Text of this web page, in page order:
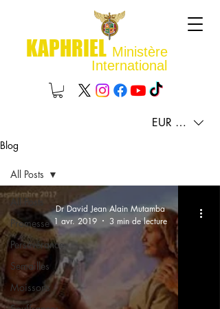
KAPHRIEL Ministère
International
EUR (€)
Blog
All Posts
Promesse
Persévérance
Semailles
Moissons
All Posts
Dr David Jean Alain Mutamba
1 avr. 2019
3 min de lecture